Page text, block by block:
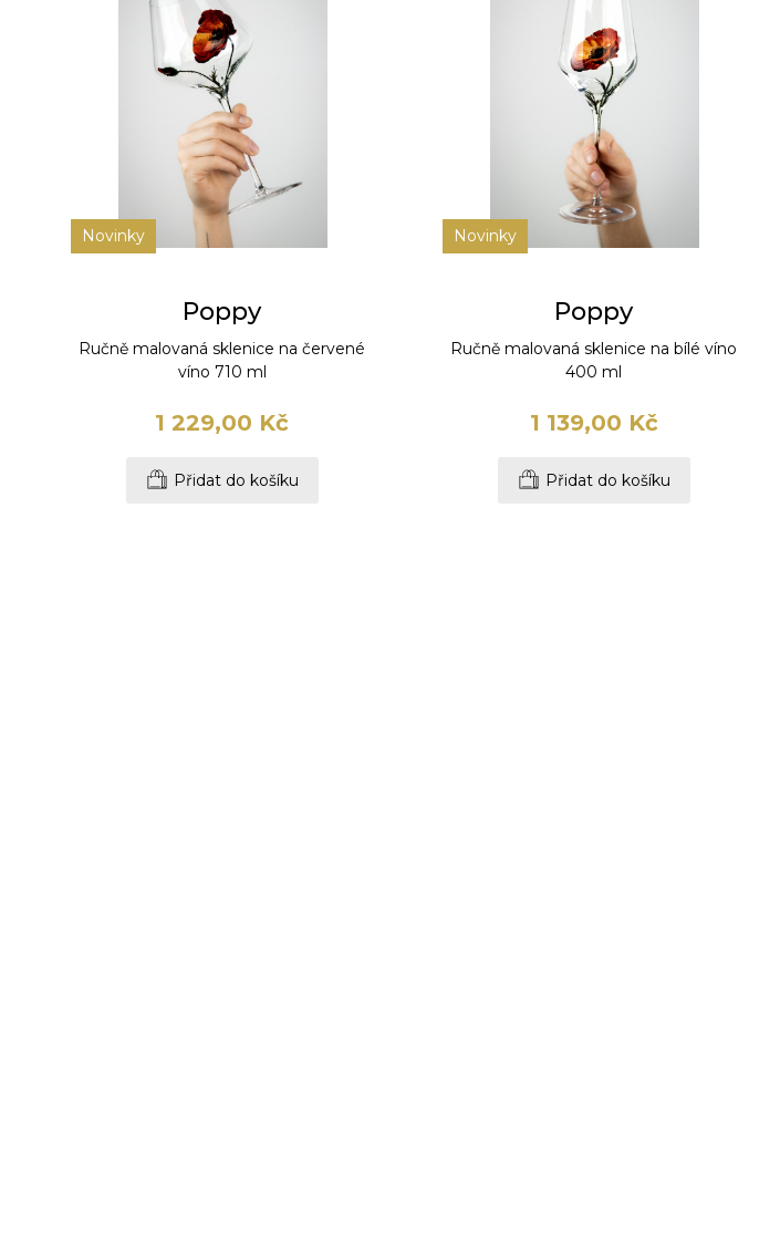
Novinky
Poppy
Ručně malovaná sklenice na červené
víno 710 ml
1 229,00 Kč
Přidat do košíku
Novinky
Poppy
Ručně malovaná sklenice na bílé víno
400 ml
1 139,00 Kč
Přidat do košíku